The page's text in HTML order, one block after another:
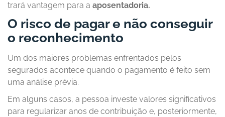
trará vantagem para a aposentadoria.
O risco de pagar e não conseguir
o reconhecimento
Um dos maiores problemas enfrentados pelos
segurados acontece quando o pagamento é feito sem
uma análise prévia.
Em alguns casos, a pessoa investe valores significativos
para regularizar anos de contribuição e, posteriormente,